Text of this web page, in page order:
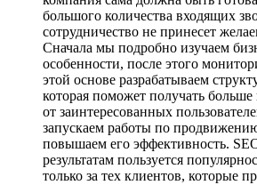
большого количества входящих
сотрудничество не принесет
Сначала мы подробно изучаем
особенности, после этого
этой основе разрабатываем
которая поможет получать
от заинтересованных
запускаем работы по
повышаем его эффективность.
результатам пользуется
только за тех клиентов, которые